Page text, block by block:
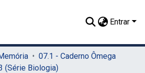
Entrar
07.1 - Caderno Ômega
(Série Biologia)